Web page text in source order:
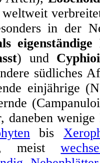
weltweit
in der
) und
südliches
einjährige
daneben
bis
meist